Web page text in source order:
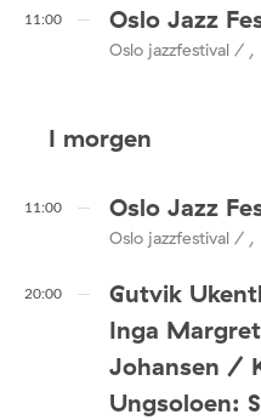
11:00 Oslo Jazz
Oslo jazzfestival / ,
I morgen
11:00 Oslo Jazz
Oslo jazzfestival / ,
20:00
Gutvik
Inga
Johansen /
Ungsoloen: